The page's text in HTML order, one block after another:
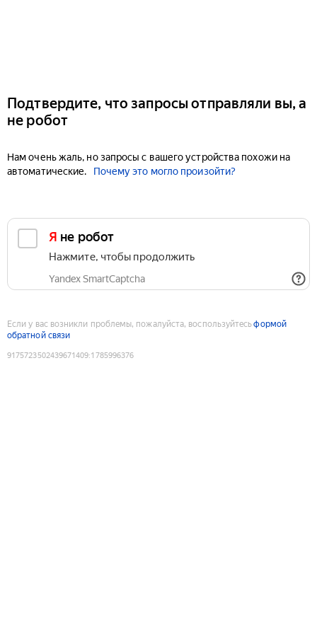
Подтвердите, что запросы отправляли вы, а
не робот
Нам очень жаль, но запросы с вашего устройства похожи на
автоматические.
Почему это могло произойти?
Я не робот
Нажмите, чтобы продолжить
Yandex SmartCaptcha
Если у вас возникли проблемы, пожалуйста, воспользуйтесьформой
обратной связи
9175723502439671409:1785996376